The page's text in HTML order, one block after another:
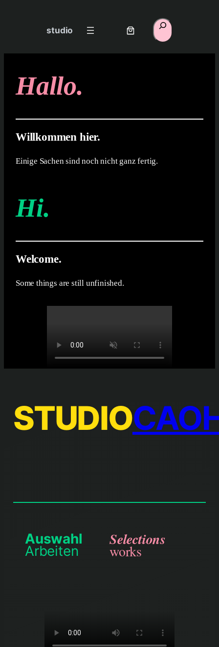
studio
Suchen
Hallo.
Willkommen hier.
Einige Sachen sind noch nicht ganz fertig.
Hi.
Welcome.
Some things are still unfinished.
STUDIO
Auswahl
Arbeiten
Selections
works